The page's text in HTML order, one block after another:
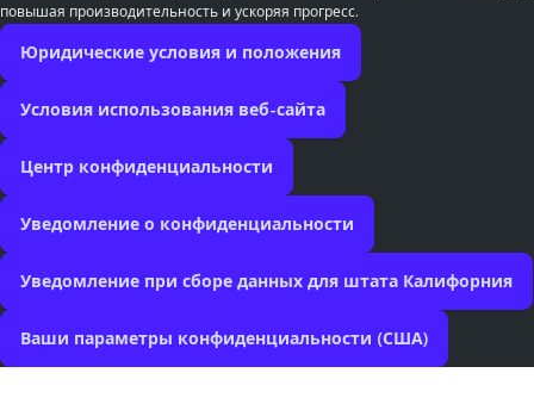
повышая производительность и ускоряя прогресс.
Юридические условия и положения
Условия использования веб-сайта
Центр конфиденциальности
Уведомление о конфиденциальности
Уведомление при сборе данных для штата Калифорния
Ваши параметры конфиденциальности (США)